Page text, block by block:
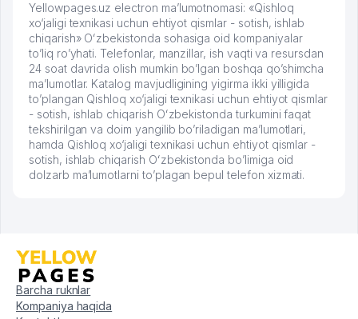
Yellowpages.uz electron ma’lumotnomasi: «Qishloq
xo‘jaligi texnikasi uchun ehtiyot qismlar - sotish, ishlab
chiqarish» Oʻzbekistonda sohasiga oid kompaniyalar
to’liq ro’yhati. Telefonlar, manzillar, ish vaqti va resursdan
24 soat davrida olish mumkin bo’lgan boshqa qo’shimcha
ma’lumotlar. Katalog mavjudligining yigirma ikki yilligida
to’plangan Qishloq xo‘jaligi texnikasi uchun ehtiyot qismlar
- sotish, ishlab chiqarish Oʻzbekistonda turkumini faqat
tekshirilgan va doim yangilib bo’riladigan ma’lumotlari,
hamda Qishloq xo‘jaligi texnikasi uchun ehtiyot qismlar -
sotish, ishlab chiqarish Oʻzbekistonda bo’limiga oid
dolzarb ma’lumotlarni to’plagan bepul telefon xizmati.
Barcha ruknlar
Kompaniya haqida